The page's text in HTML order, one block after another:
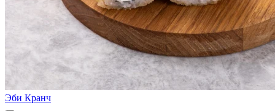
Эби Кранч